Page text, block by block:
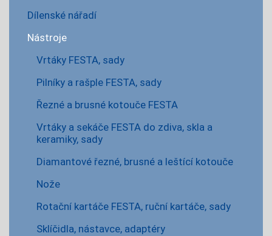
Dílenské nářadí
Nástroje
Vrtáky FESTA, sady
Pilníky a rašple FESTA, sady
Řezné a brusné kotouče FESTA
Vrtáky a sekáče FESTA do zdiva, skla a
keramiky, sady
Diamantové řezné, brusné a leštící kotouče
Nože
Rotační kartáče FESTA, ruční kartáče, sady
Sklíčidla, nástavce, adaptéry